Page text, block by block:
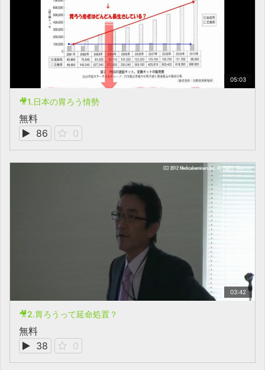
05:03
🎥1.日本の胃ろう情勢
無料
86
0
03:42
🎥2.胃ろうって延命処置？
無料
38
0